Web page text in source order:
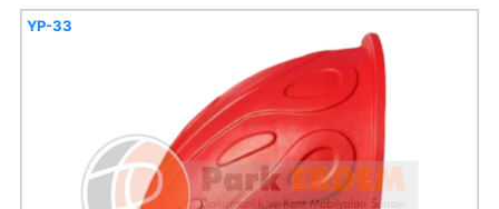
YP-33